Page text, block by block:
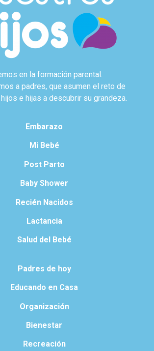
en la formación parental.
a padres, que asumen el reto de
e hijas a descubrir su grandeza.
Embarazo
Mi Bebé
Post Parto
Baby Shower
Recién Nacidos
Lactancia
Salud del Bebé
Padres de hoy
Educando en Casa
Organización
Bienestar
Recreación